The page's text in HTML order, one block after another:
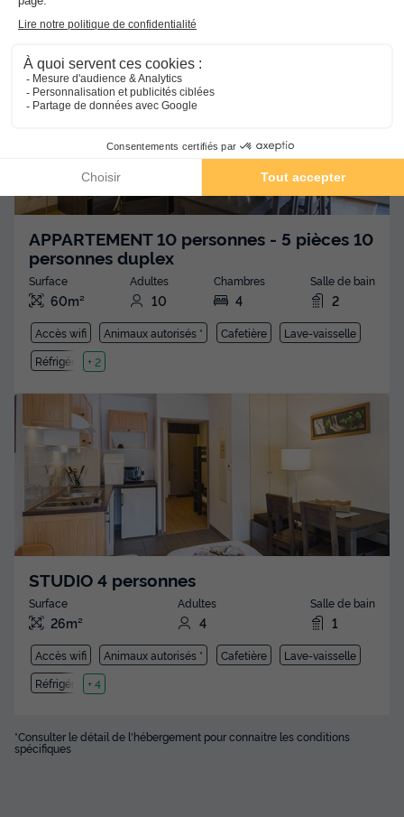
Réfrigérateur
+ 4
APPARTEMENT 10 personnes - 5 pièces 10
personnes duplex
Surface
60m²
Adultes
10
Chambres
4
Salle de bain
2
Accès wifi Animaux autorisés * Cafetière
Lave-vaisselle
Réfrigérateur
+ 2
STUDIO 4 personnes
Surface
26m²
Adultes
4
Salle de bain
1
Accès wifi Animaux autorisés * Cafetière
Lave-vaisselle
Réfrigérateur
+ 4
*Consulter le détail de l'hébergement pour connaitre les conditions
spécifiques